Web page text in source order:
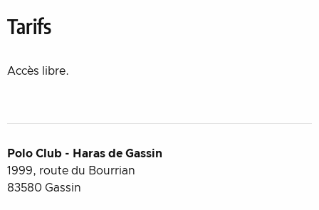
Tarifs
Accès libre.
Polo Club - Haras de Gassin
1999, route du Bourrian
83580 Gassin